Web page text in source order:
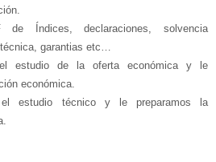
de Índices, declaraciones, solvencia
garantias etc…
estudio de la oferta económica y le
económica.
estudio técnico y le preparamos la